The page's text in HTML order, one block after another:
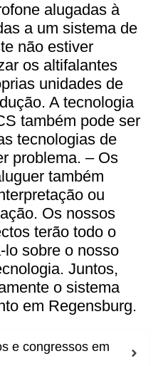
alugadas à
a um sistema de
não estiver
os altifalantes
unidades de
A tecnologia
também pode ser
tecnologias de
problema. – Os
também
ou
Os nossos
terão todo o
lo sobre o nosso
Juntos,
o sistema
em Regensburg.
e congressos em